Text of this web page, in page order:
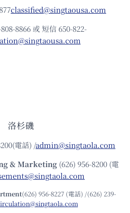
classified@singtaousa.com
8866 或 短信 650-822-
洛杉磯
電話) /admin@singtaola.com
& Marketing (626) 956-8200 (電
(626) 956-8227 (電話) /(626) 239-